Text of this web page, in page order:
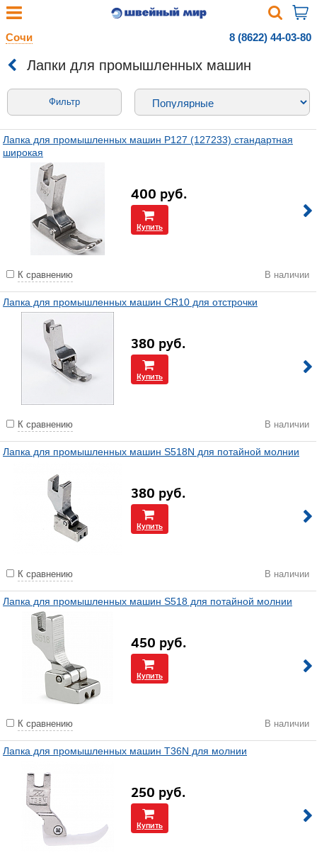
Сочи 8 (8622) 44-03-80
Лапки для промышленных машин
Фильтр
Лапка для промышленных машин P127 (127233) стандартная
широкая
400 руб.
Купить
К сравнению В наличии
Лапка для промышленных машин CR10 для отстрочки
380 руб.
Купить
К сравнению В наличии
Лапка для промышленных машин S518N для потайной молнии
380 руб.
Купить
К сравнению В наличии
Лапка для промышленных машин S518 для потайной молнии
450 руб.
Купить
К сравнению В наличии
Лапка для промышленных машин T36N для молнии
250 руб.
Купить